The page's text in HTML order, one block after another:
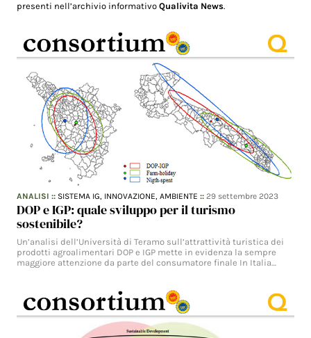
presenti nell’archivio informativoQualivita News.
ANALISI :: SISTEMA IG, INNOVAZIONE,AMBIENTE ::29 settembre 2023
DOP e IGP: quale sviluppo per il turismo
sostenibile?
Un’analisi dell’Università di Teramo sull’attrattività turistica dei
prodotti agroalimentari DOP e IGP mette in evidenza la sempre
maggiore attenzione da parte del consumatore finale In Italia…